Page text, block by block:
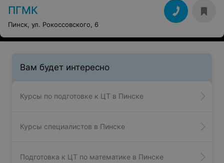
ПГМК
Пинск, ул. Рокоссовского, 6
Вам будет интересно
Курсы по подготовке к ЦТ в Пинске
Курсы специалистов в Пинске
Подготовка к ЦТ по математике в Пинске